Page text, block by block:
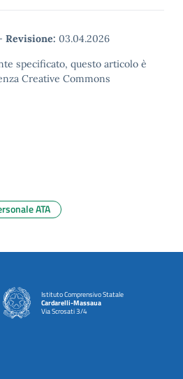
Revisione: 03.04.2026
specificato, questo articolo è
Creative Commons
ATA
Istituto Comprensivo Statale
Cardarelli-Massaua
Via Scrosati 3/4